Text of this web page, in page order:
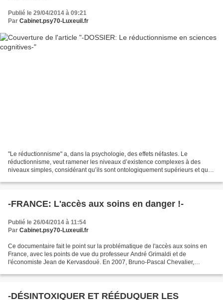
Publié le 29/04/2014 à 09:21
Par Cabinet.psy70-Luxeuil.fr
"Le réductionnisme" a, dans la psychologie, des effets néfastes. Le
réductionnisme, veut ramener les niveaux d’existence complexes à des
niveaux simples, considérant qu’ils sont ontologiquement supérieurs et que
-FRANCE: L'accès aux soins en danger !-
Publié le 26/04/2014 à 11:54
Par Cabinet.psy70-Luxeuil.fr
Ce documentaire fait le point sur la problématique de l'accès aux soins en
France, avec les points de vue du professeur André Grimaldi et de
l'économiste Jean de Kervasdoué. En 2007, Bruno-Pascal Chevalier,
-DÉSINTOXIQUER ET RÉÉDUQUER LES